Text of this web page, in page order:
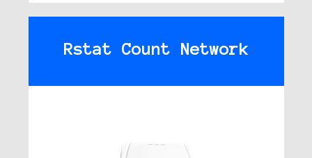
Rstat Count Network